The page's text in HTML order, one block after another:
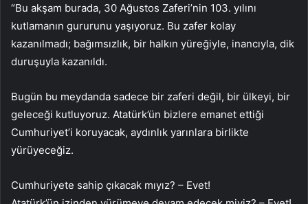
⁠“Bu akşam burada, 30 Ağustos Zaferi’nin 103. yılını
kutlamanın gururunu yaşıyoruz. Bu zafer kolay
kazanılmadı; bağımsızlık, bir halkın yüreğiyle, inancıyla, dik
duruşuyla kazanıldı.
Bugün bu meydanda sadece bir zaferi değil, bir ülkeyi, bir
geleceği kutluyoruz. Atatürk’ün bizlere emanet ettiği
Cumhuriyet’i koruyacak, aydınlık yarınlara birlikte
yürüyeceğiz.
Cumhuriyete sahip çıkacak mıyız? – Evet!